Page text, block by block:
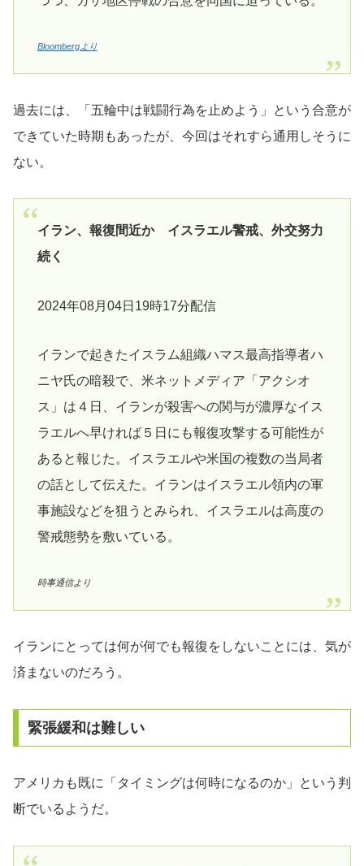
Bloombergより
過去には、「五輪中は戦闘行為を止めよう」という合意が
できていた時期もあったが、今回はそれすら通用しそうに
ない。
イラン、報復間近か イスラエル警戒、外交努力
続く
2024年08月04日19時17分配信
イランで起きたイスラム組織ハマス最高指導者ハ
ニヤ氏の暗殺で、米ネットメディア「アクシオ
ス」は４日、イランが殺害への関与が濃厚なイス
ラエルへ早ければ５日にも報復攻撃する可能性が
あると報じた。イスラエルや米国の複数の当局者
の話として伝えた。イランはイスラエル領内の軍
事施設などを狙うとみられ、イスラエルは高度の
警戒態勢を敷いている。
時事通信より
イランにとっては何が何でも報復をしないことには、気が
済まないのだろう。
緊張緩和は難しい
アメリカも既に「タイミングは何時になるのか」という判
断でいるようだ。